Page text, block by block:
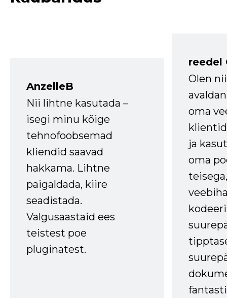
AnzelleB
Nii lihtne kasutada –
isegi minu kõige
tehnofoobsemad
kliendid saavad
hakkama. Lihtne
paigaldada, kiire
seadistada.
Valgusaastaid ees
teistest poe
pluginatest.
reedel
Olen
oma
ja
oma